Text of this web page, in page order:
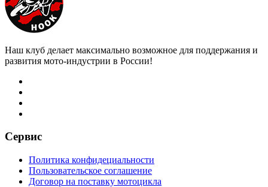
Наш клуб делает максимально возможное для поддержания и
развития мото-индустрии в России!
Сервис
Политика конфидециальности
Пользовательское соглашение
Договор на поставку мотоцикла